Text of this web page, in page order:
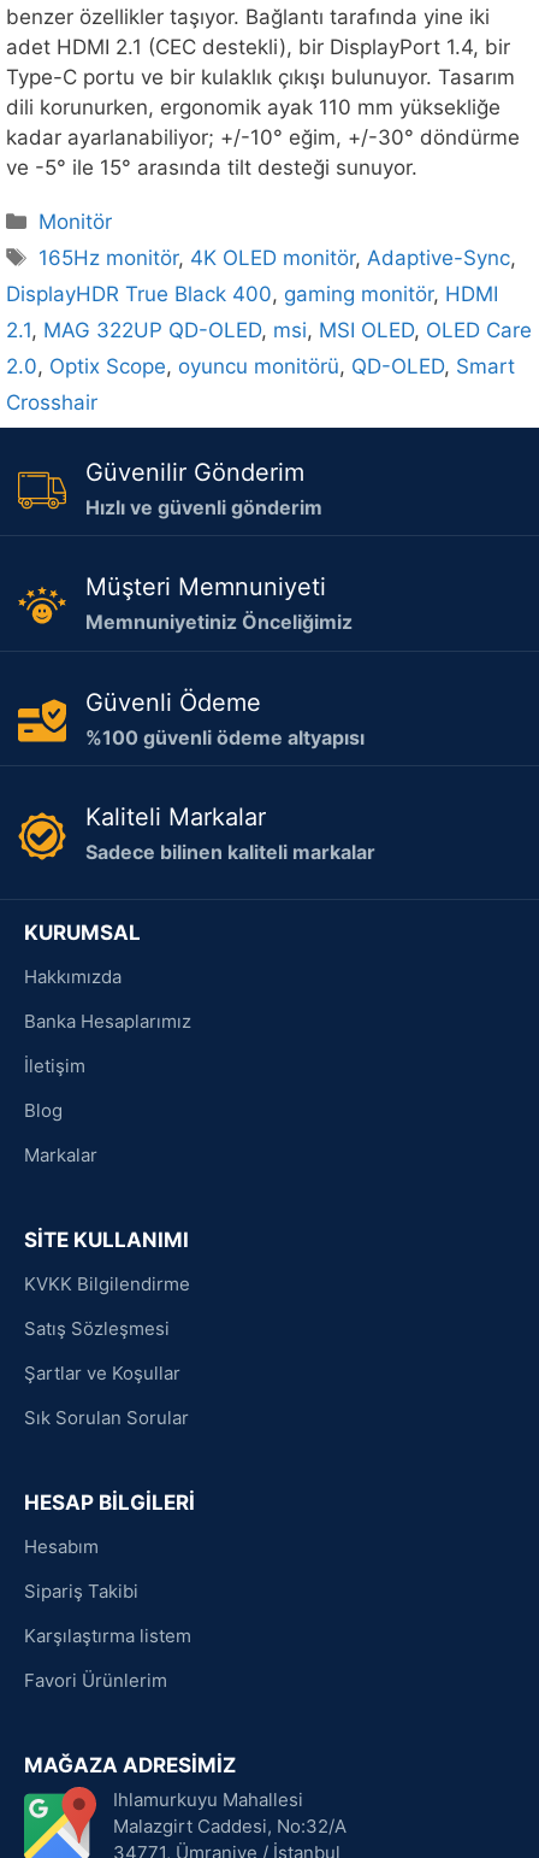
benzer özellikler taşıyor. Bağlantı tarafında yine iki
adet HDMI 2.1 (CEC destekli), bir DisplayPort 1.4, bir
Type-C portu ve bir kulaklık çıkışı bulunuyor. Tasarım
dili korunurken, ergonomik ayak 110 mm yüksekliğe
kadar ayarlanabiliyor; +/-10° eğim, +/-30° döndürme
ve -5° ile 15° arasında tilt desteği sunuyor.
Kategoriler
Monitör
Etiketler
165Hz monitör, 4K OLED monitör, Adaptive-Sync,
DisplayHDR True Black 400, gaming monitör, HDMI
2.1, MAG 322UP QD-OLED, msi, MSI OLED, OLED Care
2.0, Optix Scope, oyuncu monitörü, QD-OLED, Smart
Crosshair
Güvenilir Gönderim
Hızlı ve güvenli gönderim
Müşteri Memnuniyeti
Memnuniyetiniz Önceliğimiz
Güvenli Ödeme
%100 güvenli ödeme altyapısı
Kaliteli Markalar
Sadece bilinen kaliteli markalar
KURUMSAL
Hakkımızda
Banka Hesaplarımız
İletişim
Blog
Markalar
SİTE KULLANIMI
KVKK Bilgilendirme
Satış Sözleşmesi
Şartlar ve Koşullar
Sık Sorulan Sorular
HESAP BİLGİLERİ
Hesabım
Sipariş Takibi
Karşılaştırma listem
Favori Ürünlerim
MAĞAZA ADRESİMİZ
Ihlamurkuyu Mahallesi
Malazgirt Caddesi, No:32/A
34771, Ümraniye / İstanbul